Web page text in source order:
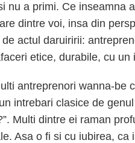
nu a primi. Ce inseamna
dintre voi, insa din
actul daruiririi:
etice, durabile, cu un
antreprenori wanna-be
intrebari clasice de
Multi dintre ei raman
Asa o fi si cu iubirea, ca